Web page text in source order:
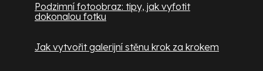
Podzimní fotoobraz: tipy, jak vyfotit
dokonalou fotku
Jak vytvořit galerijní stěnu krok za krokem